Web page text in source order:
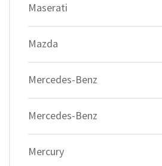
Maserati
Mazda
Mercedes-Benz
Mercedes-Benz
Mercury